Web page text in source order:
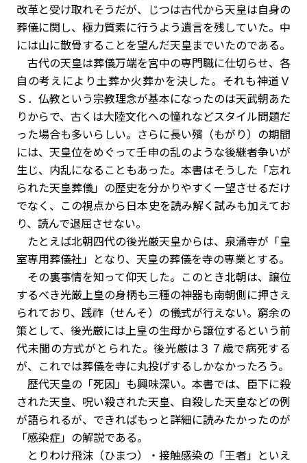
改革と受け取れそうだが、じつは古代から天皇は自身の
葬儀に関し、極力質素に行うよう遺言を残していた。中
には山に散骨することを望んだ天皇までいたのである。
古代の天皇は葬儀万端を宮中の専門職に仕切らせ、各
自の考えにより土葬か火葬かを決した。それも神道Ｖ
Ｓ．仏教という宗教理念が基本になったのは天武朝あた
りからで、古くは大陸文化への憧れなどスタイル問題だ
った場合も多いらしい。さらに長い殯（もがり）の期間
には、天皇位をめぐって壬申の乱のような後継者争いが
生じ、内乱になることもあった。本書はそうした「忘れ
られた天皇葬儀」の歴史を分かりやすく一望させるだけ
でなく、この視点から日本史を読み解く試みも加えてお
り、読んで退屈させない。
たとえば北朝四代の後光厳天皇からは、泉涌寺が「皇
室専用葬儀社」となり、天皇の葬儀を寺の専業とする。
その裏事情を知って仰天した。このとき北朝は、譲位
するべき光厳上皇の身柄も三種の神器も南朝側に押さえ
られており、践祚（せんそ）の儀式が行えない。窮余の
策として、後光厳には上皇の生母から譲位するという前
代未聞の方式がとられた。後光厳は３７歳で病死する
が、これでは葬儀を寺に丸投げするしかなかったろう。
歴代天皇の「死因」も興味深い。本書では、臣下に殺
された天皇、呪い殺された天皇、自殺した天皇などの例
が語られるが、できればもっと詳細に読みたかったのが
「感染症」の解説である。
とりわけ飛沫（ひまつ）・接触感染の「王者」といえ